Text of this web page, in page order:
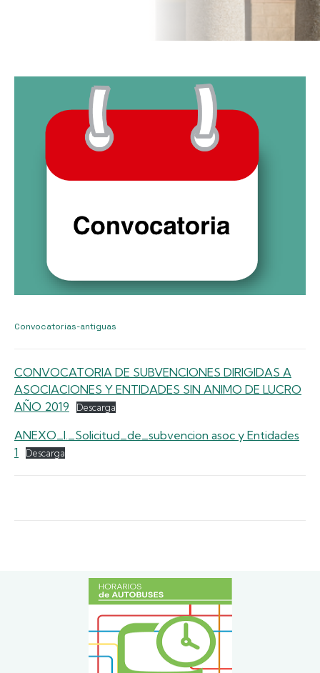
Convocatorias-antiguas
CONVOCATORIA DE SUBVENCIONES DIRIGIDAS A
ASOCIACIONES Y ENTIDADES SIN ANIMO DE LUCRO
AÑO 2019
Descarga
ANEXO_I._Solicitud_de_subvencion asoc y Entidades
1
Descarga